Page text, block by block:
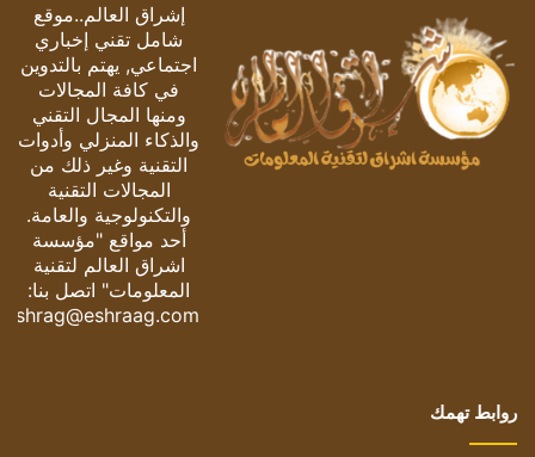
إشراق العالم..موقع
شامل تقني إخباري
اجتماعي, يهتم بالتدوين
في كافة المجالات
ومنها المجال التقني
والذكاء المنزلي وأدوات
التقنية وغير ذلك من
المجالات التقنية
والتكنولوجية والعامة.
أحد مواقع "مؤسسة
اشراق العالم لتقنية
المعلومات" اتصل بنا:
eshrag@eshraag.com
روابط تهمك